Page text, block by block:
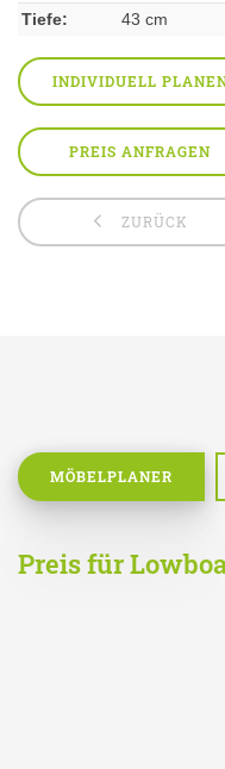
Tiefe:
43 cm
INDIVIDUELL
PREIS ANFRAGEN
ZURÜCK
MÖBELPLANER
Preis für